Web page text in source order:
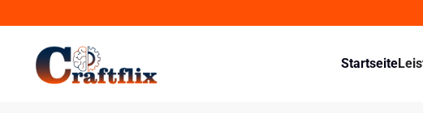
Startseite